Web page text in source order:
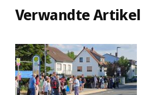
Verwandte Artikel